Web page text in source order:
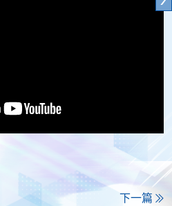
下一篇